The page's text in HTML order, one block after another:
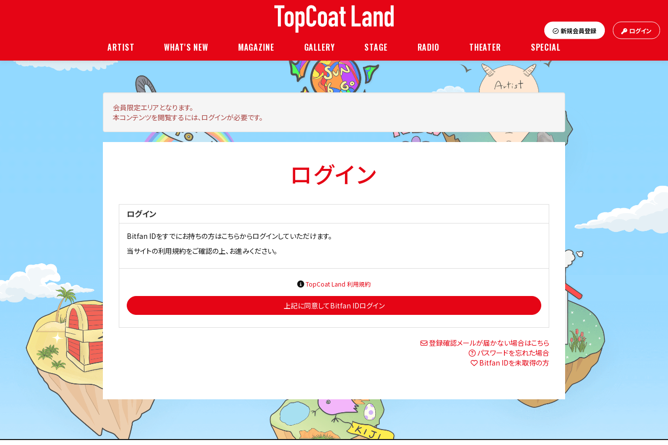
新規会員登録 ログイン
ARTIST WHAT'S NEW MAGAZINE GALLERY STAGE RADIO THEATER SPECIAL
会員限定エリア となります。
本コンテンツを閲覧するには、ログインが必要です。
ログイン
ログイン
Bitfan IDをすでにお持ちの方はこちらからログインしていただけます。
当サイトの利用規約をご確認の上、お進みください。
TopCoat Land 利用規約
上記に同意してBitfan IDログイン
登録確認メールが届かない場合はこちら
パスワードを忘れた場合
Bitfan IDを未取得の方